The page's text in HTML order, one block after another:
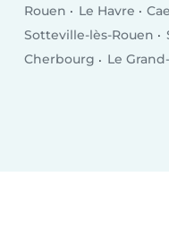
Rouen Le Havre
Sotteville-lès-Rouen
Cherbourg
Le